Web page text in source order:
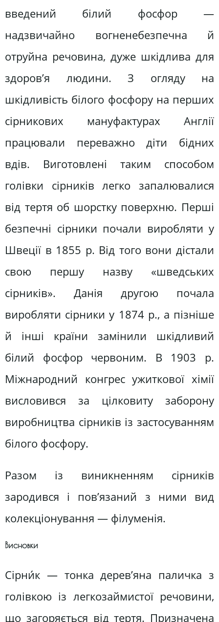
введений білий фосфор —
надзвичайно вогненебезпечна й
отруйна речовина, дуже шкідлива для
здоров’я людини. З огляду на
шкідливість білого фосфору на перших
сірникових мануфактурах Англії
працювали переважно діти бідних
вдів. Виготовлені таким способом
голівки сірників легко запалювалися
від тертя об шорстку поверхню. Перші
безпечні сірники почали виробляти у
Швеції в 1855 р. Від того вони дістали
свою першу назву «шведських
сірників». Данія другою почала
виробляти сірники у 1874 р., а пізніше
й інші країни замінили шкідливий
білий фосфор червоним. В 1903 р.
Міжнародний конгрес ужиткової хімії
висловився за цілковиту заборону
виробництва сірників із застосуванням
білого фосфору.
Разом із виникненням сірників
зародився і пов’язаний з ними вид
колекціонування — філуменія.
Висновки
Сірни́к — тонка дерев’яна паличка з
голівкою із легкозаймистої речовини,
що загоряється від тертя. Призначена